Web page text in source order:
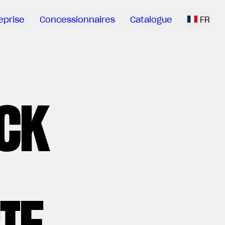
Concessionnaires Catalogue FR